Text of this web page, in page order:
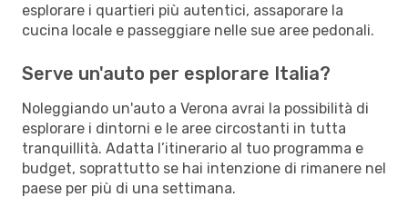
esplorare i quartieri più autentici, assaporare la
cucina locale e passeggiare nelle sue aree pedonali.
Serve un'auto per esplorare Italia?
Noleggiando un'auto a Verona avrai la possibilità di
esplorare i dintorni e le aree circostanti in tutta
tranquillità. Adatta l’itinerario al tuo programma e
budget, soprattutto se hai intenzione di rimanere nel
paese per più di una settimana.